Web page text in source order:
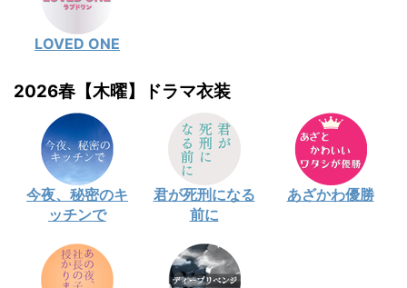
LOVED ONE
2026春【木曜】ドラマ衣装
今夜、秘密のキ
ッチンで
君が死刑になる
前に
あざかわ優勝